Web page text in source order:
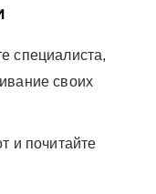
специалиста,
своих
и почитайте